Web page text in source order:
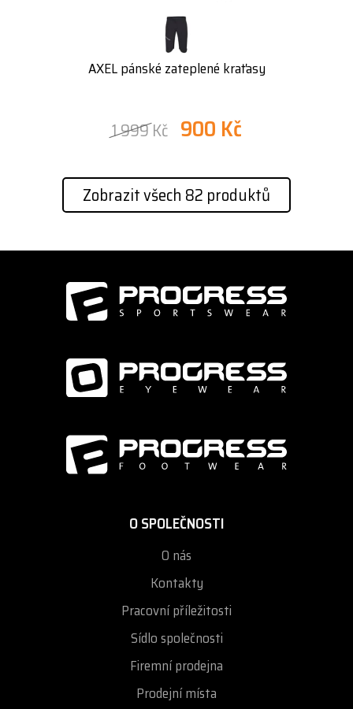
AXEL pánské zateplené kraťasy
1 999 Kč 900 Kč
Zobrazit všech 82 produktů
O SPOLEČNOSTI
O nás
Kontakty
Pracovní příležitosti
Sídlo společnosti
Firemní prodejna
Prodejní místa